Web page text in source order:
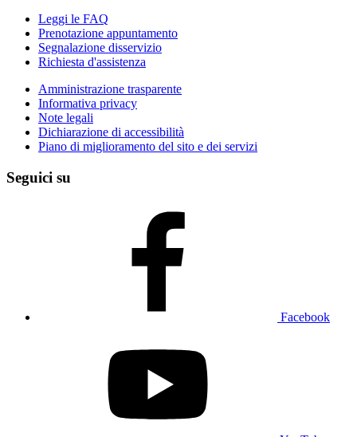
Leggi le FAQ
Prenotazione appuntamento
Segnalazione disservizio
Richiesta d'assistenza
Amministrazione trasparente
Informativa privacy
Note legali
Dichiarazione di accessibilità
Piano di miglioramento del sito e dei servizi
Seguici su
Facebook